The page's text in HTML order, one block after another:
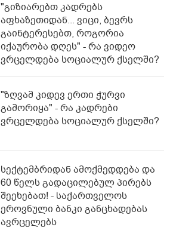
"გიზიარებთ კადრებს
აფხაზეთიდან... ვიცი, ბევრს
გაინტერესებთ, როგორია
იქაურობა დღეს" - რა ვიდეო
ვრცელდება სოციალურ ქსელში?
"ზღვამ კიდევ ერთი ჭურვი
გამორიყა" - რა კადრები
ვრცელდება სოციალურ ქსელში?
სექტემბრიდან ამოქმედდება და
60 წელს გადაცილებულ პირებს
შეეხებათ! - საქართველოს
ეროვნული ბანკი განცხადებას
ავრცელებს